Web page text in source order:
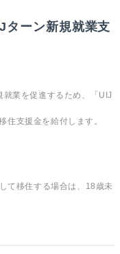
ターン新規就業支
業を促進するため、「UIJ
住支援金を給付します。
て移住する場合は、18歳未